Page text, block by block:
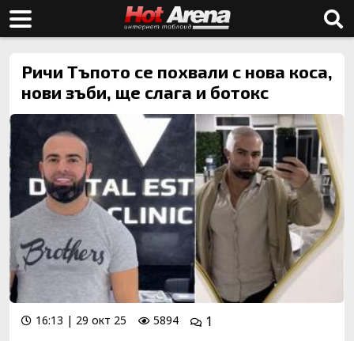
Ричи Тъпото се похвали с нова коса,
нови зъби, ще слага и ботокс
16:13 | 29 окт 25 5894
1